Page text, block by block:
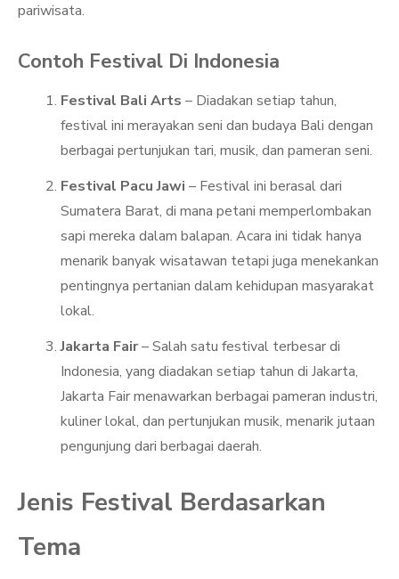
pariwisata.
Contoh Festival Di Indonesia
Festival Bali Arts – Diadakan setiap tahun,
festival ini merayakan seni dan budaya Bali dengan
berbagai pertunjukan tari, musik, dan pameran seni.
Festival Pacu Jawi – Festival ini berasal dari
Sumatera Barat, di mana petani memperlombakan
sapi mereka dalam balapan. Acara ini tidak hanya
menarik banyak wisatawan tetapi juga menekankan
pentingnya pertanian dalam kehidupan masyarakat
lokal.
Jakarta Fair– Salah satu festival terbesar di
Indonesia, yang diadakan setiap tahun di Jakarta,
Jakarta Fair menawarkan berbagai pameran industri,
kuliner lokal, dan pertunjukan musik, menarik jutaan
pengunjung dari berbagai daerah.
Jenis Festival Berdasarkan
Tema